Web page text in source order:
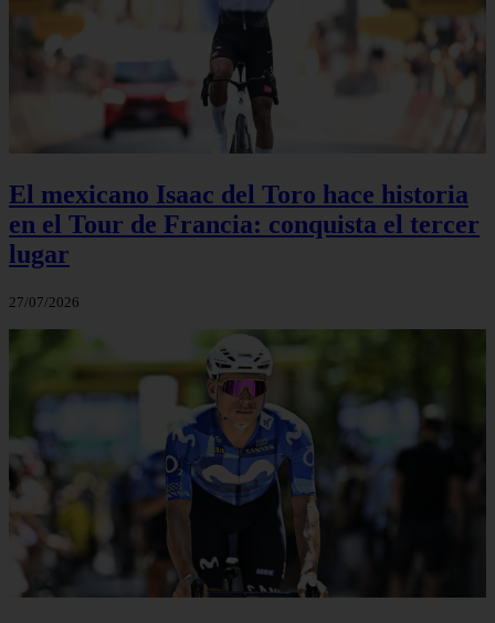
El mexicano Isaac del Toro hace historia
en el Tour de Francia: conquista el tercer
lugar
27/07/2026